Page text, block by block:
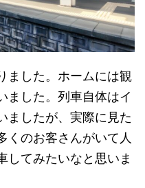
ました。ホームには観
ました。列車自体はイ
ましたが、実際に見た
くのお客さんがいて人
してみたいなと思いま